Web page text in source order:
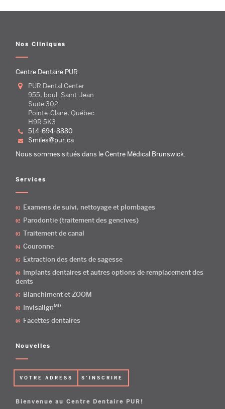
Nos Cliniques
Centre Dentaire PUR
PUR Dental Center
955, boul. Saint-Jean
Suite 302
Pointe-Claire, Québec
H9R 5K3
514-694-8880
smiles@pur.ca
Nous sommes situés dans le Centre Médical Brunswick.
Services
Examens de suivi, nettoyage et plombages
Parodontie (traitement des gencives)
Traitement de canal
Couronne
Extraction des dents de sagesse
Implants dentaires et autres options de remplacement des
dents
Blanchiment et ZOOM
Invisalign MD
Facettes dentaires
Nouvelles
Bienvenue au Centre Dentaire PUR!